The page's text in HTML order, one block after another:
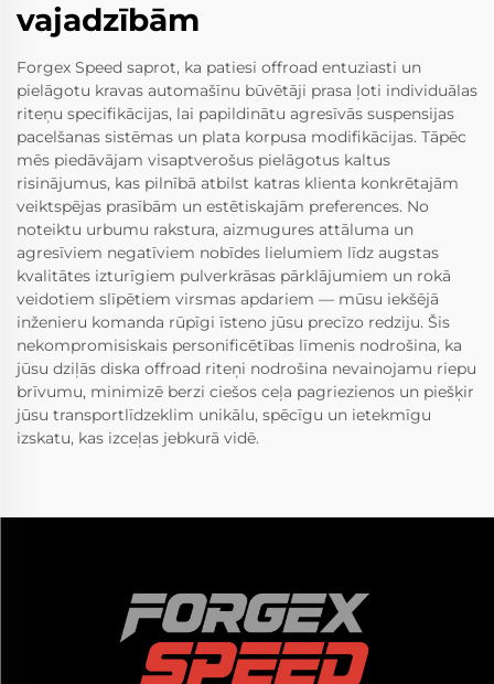
vajadzībām
Forgex Speed saprot, ka patiesi offroad entuziasti un
pielāgotu kravas automašīnu būvētāji prasa ļoti individuālas
riteņu specifikācijas, lai papildinātu agresīvās suspensijas
pacelšanas sistēmas un plata korpusa modifikācijas. Tāpēc
mēs piedāvājam visaptverošus pielāgotus kaltus
risinājumus, kas pilnībā atbilst katras klienta konkrētajām
veiktspējas prasībām un estētiskajām preferences. No
noteiktu urbumu rakstura, aizmugures attāluma un
agresīviem negatīviem nobīdes lielumiem līdz augstas
kvalitātes izturīgiem pulverkrāsas pārklājumiem un rokā
veidotiem slīpētiem virsmas apdariem — mūsu iekšējā
inženieru komanda rūpīgi īsteno jūsu precīzo redziju. Šis
nekompromisiskais personificētības līmenis nodrošina, ka
jūsu dziļās diska offroad riteņi nodrošina nevainojamu riepu
brīvumu, minimizē berzi ciešos ceļa pagriezienos un piešķir
jūsu transportlīdzeklim unikālu, spēcīgu un ietekmīgu
izskatu, kas izceļas jebkurā vidē.